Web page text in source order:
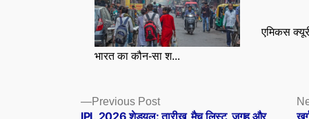
भारत का कौन-सा श...
एमिकस
Posts
Previous PostPrevious
post:
IPL 2026 शेड्यूल: तारीख, मैच लिस्ट, जगह और